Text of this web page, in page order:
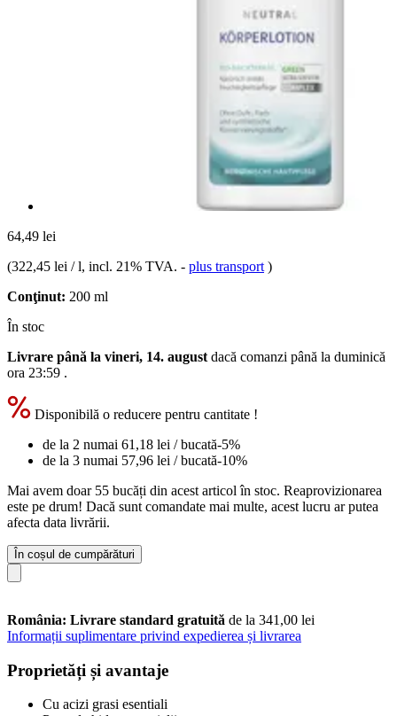
64,49 lei
(322,45 lei / l, incl. 21% TVA. - plus transport )
Conţinut: 200 ml
În stoc
Livrare până la vineri, 14. august dacă comanzi până la duminică
ora 23:59 .
Disponibilă o reducere pentru cantitate !
de la 2 numai 61,18 lei / bucată-5%
de la 3 numai 57,96 lei / bucată-10%
Mai avem doar 55 bucăți din acest articol în stoc. Reaprovizionarea
este pe drum! Dacă sunt comandate mai multe, acest lucru ar putea
afecta data livrării.
În coșul de cumpărături
România: Livrare standard gratuită de la 341,00 lei
Informații suplimentare privind expedierea și livrarea
Proprietăți și avantaje
Cu acizi grasi esentiali